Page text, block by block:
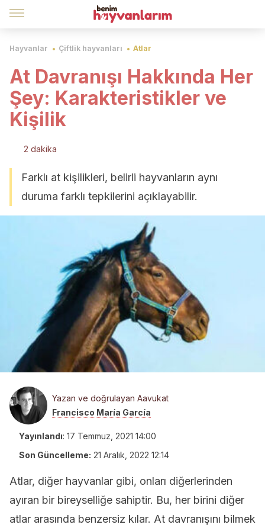
Hayvanlar Çiftlik hayvanları Atlar
At Davranışı Hakkında Her
Şey: Karakteristikler ve
Kişilik
2 dakika
Farklı at kişilikleri, belirli hayvanların aynı
duruma farklı tepkilerini açıklayabilir.
Yazan ve doğrulayan Aavukat
Francisco María García
Yayınlandı: 17 Temmuz, 2021 14:00
Son Güncelleme: 21 Aralık, 2022 12:14
Atlar, diğer hayvanlar gibi, onları diğerlerinden
ayıran bir bireyselliğe sahiptir. Bu, her birini diğer
atlar arasında benzersiz kılar. At davranışını bilmek